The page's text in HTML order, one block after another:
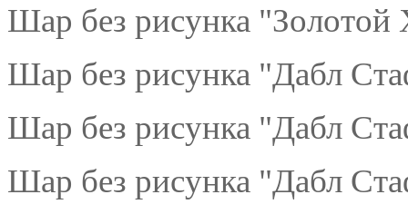
Шар без рисунка
Шар без рисунка "Дабл
Шар без рисунка "Дабл
Шар без рисунка "Дабл